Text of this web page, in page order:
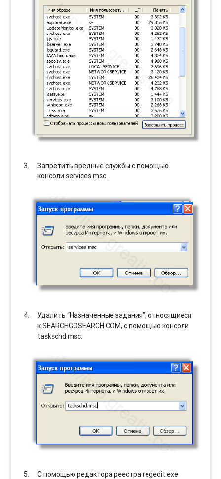
Запретить вредные службы с помощью
консоли services.msc.
Удалить “Назначенные задания”, относящиеся
к SEARCHGOSEARCH.COM, с помощью консоли
taskschd.msc.
С помощью редактора реестра regedit.exe